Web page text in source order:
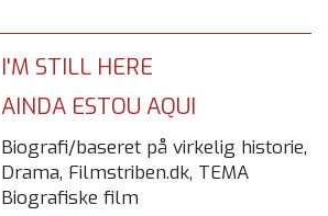
I'M STILL HERE
AINDA ESTOU AQUI
Biografi/baseret på virkelig historie,
Drama, Filmstriben.dk, TEMA
Biografiske film